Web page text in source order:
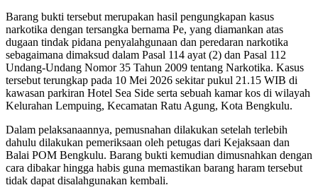
Barang bukti tersebut merupakan hasil pengungkapan kasus
narkotika dengan tersangka bernama Pe, yang diamankan atas
dugaan tindak pidana penyalahgunaan dan peredaran narkotika
sebagaimana dimaksud dalam Pasal 114 ayat (2) dan Pasal 112
Undang-Undang Nomor 35 Tahun 2009 tentang Narkotika. Kasus
tersebut terungkap pada 10 Mei 2026 sekitar pukul 21.15 WIB di
kawasan parkiran Hotel Sea Side serta sebuah kamar kos di wilayah
Kelurahan Lempuing, Kecamatan Ratu Agung, Kota Bengkulu.
Dalam pelaksanaannya, pemusnahan dilakukan setelah terlebih
dahulu dilakukan pemeriksaan oleh petugas dari Kejaksaan dan
Balai POM Bengkulu. Barang bukti kemudian dimusnahkan dengan
cara dibakar hingga habis guna memastikan barang haram tersebut
tidak dapat disalahgunakan kembali.